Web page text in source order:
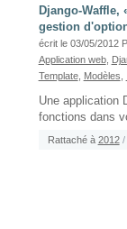
Django-Waffle,
gestion
écrit le 03/05/2012
Application web,
Template, Modèles
Une application
fonctions dans
Rattaché à 2012 /